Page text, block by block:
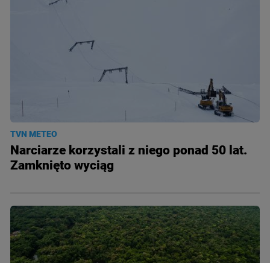
TVN METEO
Narciarze korzystali z niego ponad 50 lat.
Zamknięto wyciąg